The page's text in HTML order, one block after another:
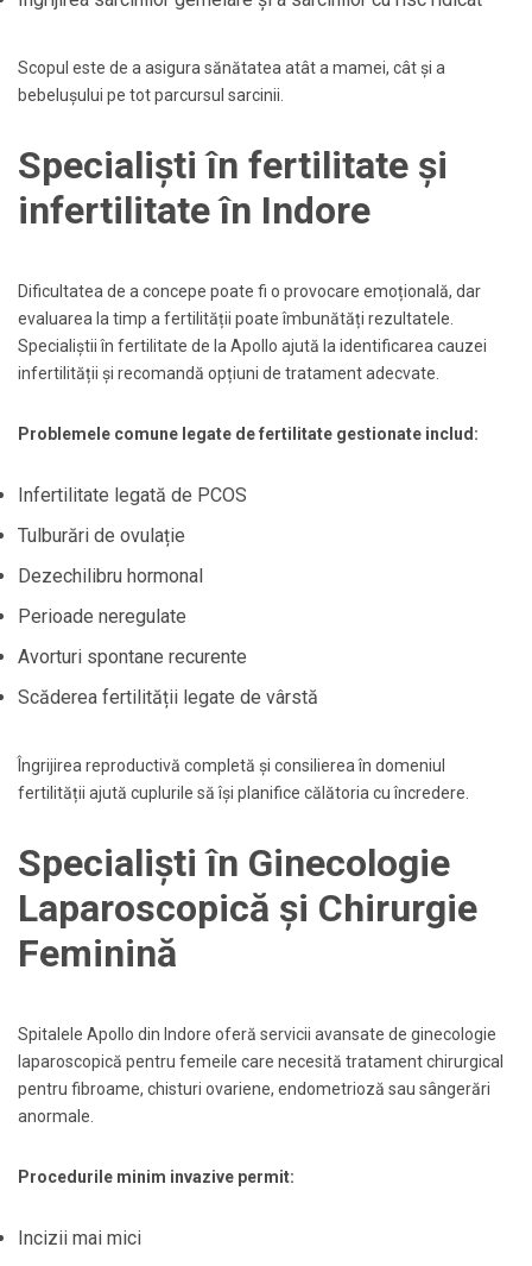
Scopul este de a asigura sănătatea atât a mamei, cât și a
bebelușului pe tot parcursul sarcinii.
Specialiști în fertilitate și
infertilitate în Indore
Dificultatea de a concepe poate fi o provocare emoțională, dar
evaluarea la timp a fertilității poate îmbunătăți rezultatele.
Specialiștii în fertilitate de la Apollo ajută la identificarea cauzei
infertilității și recomandă opțiuni de tratament adecvate.
Problemele comune legate de fertilitate gestionate includ:
Infertilitate legată de PCOS
Tulburări de ovulație
Dezechilibru hormonal
Perioade neregulate
Avorturi spontane recurente
Scăderea fertilității legate de vârstă
Îngrijirea reproductivă completă și consilierea în domeniul
fertilității ajută cuplurile să își planifice călătoria cu încredere.
Specialiști în Ginecologie
Laparoscopică și Chirurgie
Feminină
Spitalele Apollo din Indore oferă servicii avansate de ginecologie
laparoscopică pentru femeile care necesită tratament chirurgical
pentru fibroame, chisturi ovariene, endometrioză sau sângerări
anormale.
Procedurile minim invazive permit:
Incizii mai mici